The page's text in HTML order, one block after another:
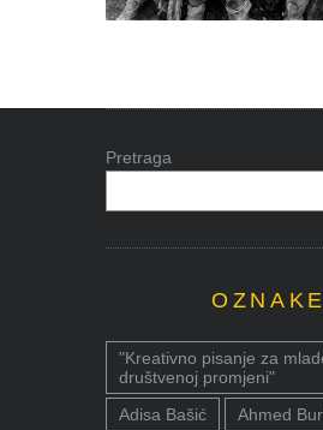
Pretraga
OZNAKE
"Kreativno pisanje za
društvenoj promjeni"
Adisa Bašić
Ahmed